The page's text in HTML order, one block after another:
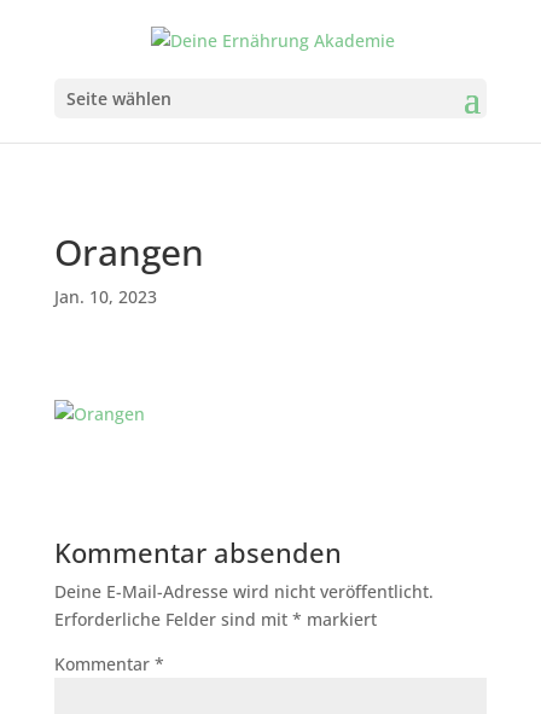
Seite wählen
Orangen
Jan. 10, 2023
Kommentar absenden
Deine E-Mail-Adresse wird nicht veröffentlicht.
Erforderliche Felder sind mit * markiert
Kommentar *